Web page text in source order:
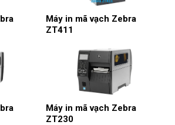
Máy in mã vạch Zebra
ZT411
Máy in mã vạch Zebra
ZT230